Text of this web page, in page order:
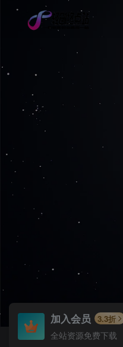
加入会员 3.3折
全站资源免费下载